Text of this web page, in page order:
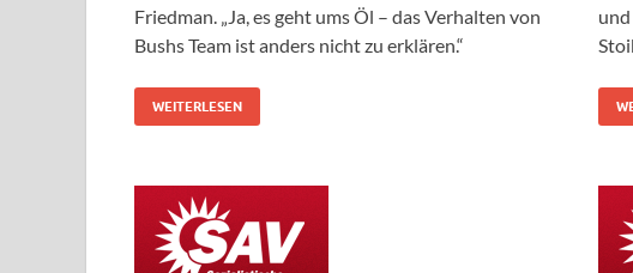
Friedman. „Ja, es geht ums Öl – das Verhalten von
Bushs Team ist anders nicht zu erklären.“
WEITERLESEN